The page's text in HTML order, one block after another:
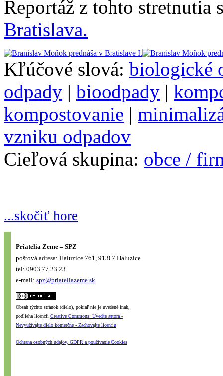
Reportáž z tohto
Bratislava.
Kľúčové slová: biologické
odpady | bioodpady |
kompostovanie |
vzniku odpadov
Cieľová skupina: obce /
...skočiť hore
Priatelia Zeme – SPZ
poštová adresa: Haluzice 761, 91307 Haluzice
tel: 0903 77 23 23
e-mail: spz@priateliazeme.sk
Obsah týchto stránok (dielo), pokiaľ nie je uvedené inak,
podlieha licencii Creative Commons: Uveďte autora -
Nevyužívajte dielo komerčne - Zachovajte licenciu
Ochrana osobných údajov, GDPR a používanie Cookies